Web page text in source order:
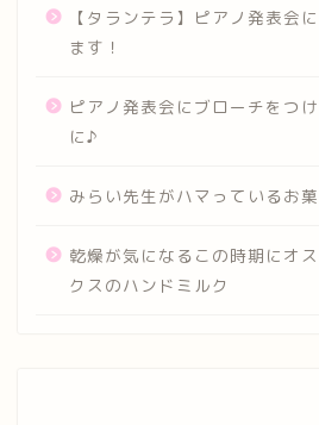
【タランテラ】ピアノ発表会
ます！
ピアノ発表会にブローチをつ
に♪
みらい先生がハマっているお
乾燥が気になるこの時期にオ
クスのハンドミルク